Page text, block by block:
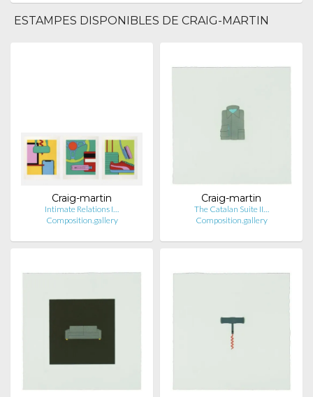
ESTAMPES DISPONIBLES DE CRAIG-MARTIN
Craig-martin
Intimate Relations I…
Composition.gallery
Craig-martin
The Catalan Suite II…
Composition.gallery